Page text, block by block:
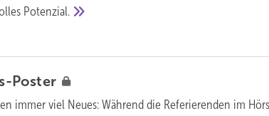
Potenzial.
Poster
immer viel Neues: Während die Referierenden im